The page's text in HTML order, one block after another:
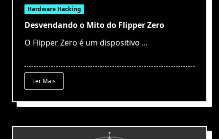
Hardware Hacking
Desvendando o Mito do Flipper Zero
O Flipper Zero é um dispositivo ...
Ler Mais